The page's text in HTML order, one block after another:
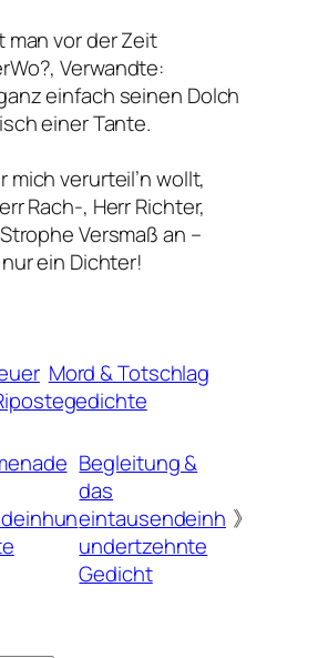
man vor der Zeit
Verwandte:
einfach seinen Dolch
einer Tante.
mich verurteil’n wollt,
Rach-, Herr Richter,
Versmaß an –
ein Dichter!
Mord & Totschlag
Begleitung &
das
eintausendeinh
undertzehnte
Gedicht
》